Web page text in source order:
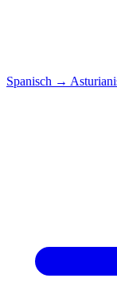
Spanisch →